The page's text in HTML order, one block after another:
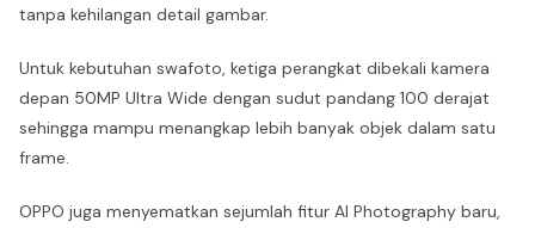
tanpa kehilangan detail gambar.
Untuk kebutuhan swafoto, ketiga perangkat dibekali kamera
depan 50MP Ultra Wide dengan sudut pandang 100 derajat
sehingga mampu menangkap lebih banyak objek dalam satu
frame.
OPPO juga menyematkan sejumlah fitur AI Photography baru,